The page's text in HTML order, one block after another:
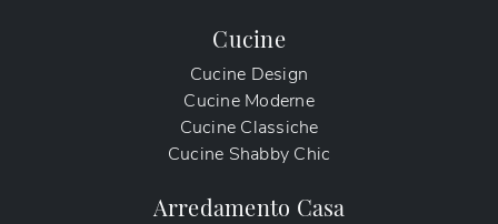
Cucine
Cucine Design
Cucine Moderne
Cucine Classiche
Cucine Shabby Chic
Arredamento Casa